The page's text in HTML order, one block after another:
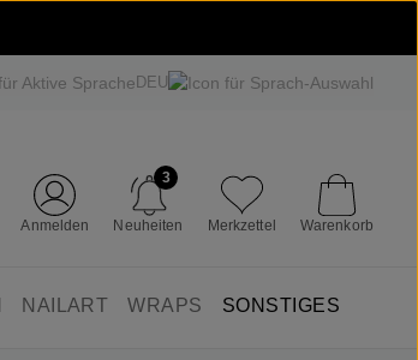
DEU
Anmelden Neuheiten
3
Merkzettel Warenkorb
NAILART WRAPS SONSTIGES